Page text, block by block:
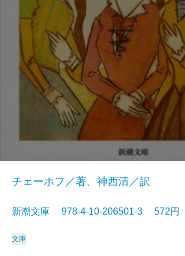
チェーホフ／著、神西清／訳
新潮文庫 978-4-10-206501-3 572円
文庫